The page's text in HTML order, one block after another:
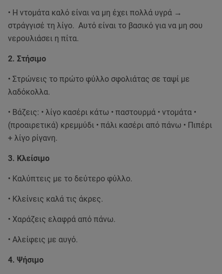
• Η ντομάτα καλό είναι να μη έχει πολλά υγρά →
στράγγισέ τη λίγο. Αυτό είναι το βασικό για να μη σου
νερουλιάσει η πίτα.
2. Στήσιμο
• Στρώνεις το πρώτο φύλλο σφολιάτας σε ταψί με
λαδόκολλα.
• Βάζεις: • λίγο κασέρι κάτω • παστουρμά • ντομάτα •
(προαιρετικά) κρεμμύδι • πάλι κασέρι από πάνω • Πιπέρι
+ λίγο ρίγανη.
3. Κλείσιμο
• Καλύπτεις με το δεύτερο φύλλο.
• Κλείνεις καλά τις άκρες.
• Χαράζεις ελαφρά από πάνω.
• Αλείφεις με αυγό.
4. Ψήσιμο